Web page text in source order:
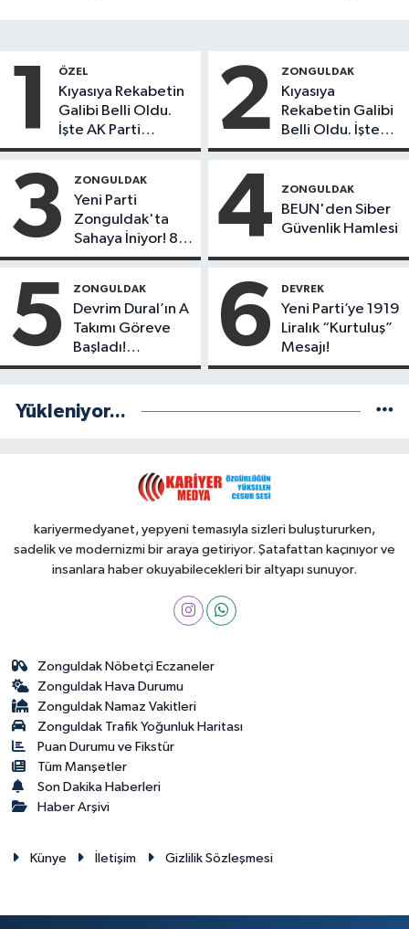
1 ÖZEL
Kıyasıya Rekabetin
Galibi Belli Oldu.
İşte AK Parti
Gençlerinden
Potansiyeline Sahip
İlk 3 İsim!
2 ZONGULDAK
Kıyasıya
Rekabetin Galibi
Belli Oldu. İşte
Liderlik
Sahip İlk 3 Genç
İsim!
3 ZONGULDAK
Yeni Parti
Zonguldak'ta
Sahaya İniyor! 8
İlçede Kurucu
Göreve Başladı
4 ZONGULDAK
BEUN'den Siber
Güvenlik Hamlesi
5 ZONGULDAK
Devrim Dural’ın A
Takımı Göreve
Başladı!
Yönetimde
6 DEVREK
Yeni Parti’ye 1919
Liralık “Kurtuluş”
Mesajı!
Yükleniyor...
kariyermedyanet, yepyeni temasıyla sizleri buluştururken,
sadelik ve modernizmi bir araya getiriyor. Şatafattan kaçınıyor ve
insanlara haber okuyabilecekleri bir altyapı sunuyor.
Zonguldak Nöbetçi Eczaneler
Zonguldak Hava Durumu
Zonguldak Namaz Vakitleri
Zonguldak Trafik Yoğunluk Haritası
Puan Durumu ve Fikstür
Tüm Manşetler
Son Dakika Haberleri
Haber Arşivi
Künye İletişim Gizlilik Sözleşmesi